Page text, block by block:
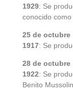
1929: Se
conocido como
25 de octubre
1917: Se
28 de octubre
1922: Se
Benito